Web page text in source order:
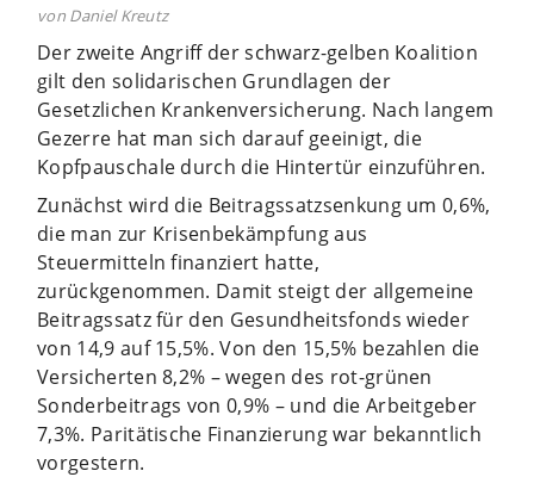
von Daniel Kreutz
Der zweite Angriff der schwarz-gelben Koalition
gilt den solidarischen Grundlagen der
Gesetzlichen Krankenversicherung. Nach langem
Gezerre hat man sich darauf geeinigt, die
Kopfpauschale durch die Hintertür einzuführen.
Zunächst wird die Beitragssatzsenkung um 0,6%,
die man zur Krisenbekämpfung aus
Steuermitteln finanziert hatte,
zurückgenommen. Damit steigt der allgemeine
Beitragssatz für den Gesundheitsfonds wieder
von 14,9 auf 15,5%. Von den 15,5% bezahlen die
Versicherten 8,2% – wegen des rot-grünen
Sonderbeitrags von 0,9% – und die Arbeitgeber
7,3%. Paritätische Finanzierung war bekanntlich
vorgestern.